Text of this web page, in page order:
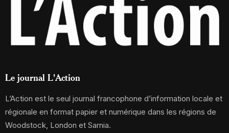
Le journal L'Action
L’Action est le seul journal francophone d’information locale et
régionale en format papier et numérique dans les régions de
Woodstock, London et Sarnia.